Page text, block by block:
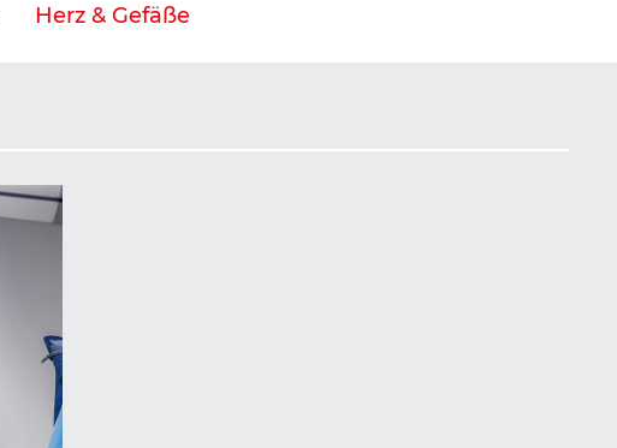
Herz & Gefäße